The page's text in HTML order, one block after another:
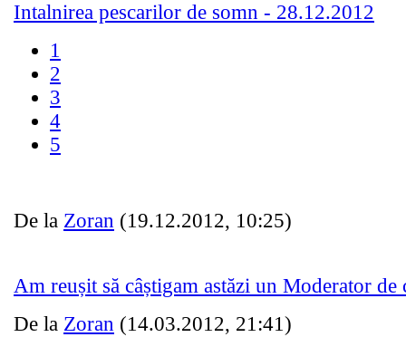
Intalnirea pescarilor de somn - 28.12.2012
1
2
3
4
5
De la Zoran (19.12.2012, 10:25)
Am reușit să câștigam astăzi un Moderator de
De la Zoran (14.03.2012, 21:41)